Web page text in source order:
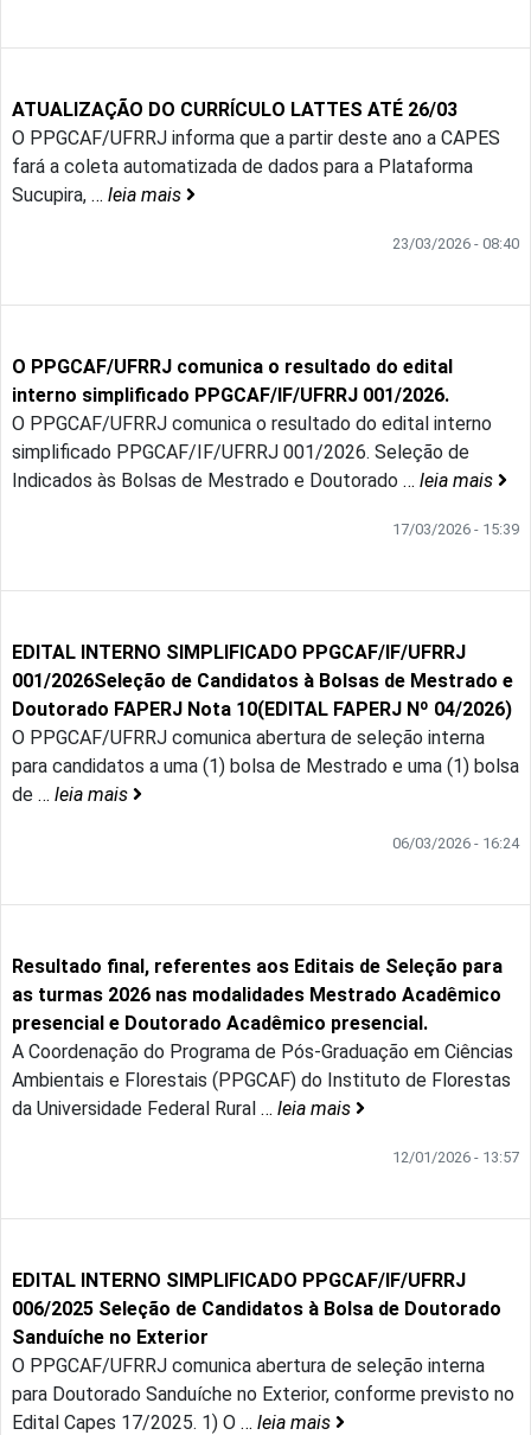
ATUALIZAÇÃO DO CURRÍCULO LATTES ATÉ 26/03
O PPGCAF/UFRRJ informa que a partir deste ano a CAPES
fará a coleta automatizada de dados para a Plataforma
Sucupira, … leia mais
23/03/2026 - 08:40
O PPGCAF/UFRRJ comunica o resultado do edital
interno simplificado PPGCAF/IF/UFRRJ 001/2026.
O PPGCAF/UFRRJ comunica o resultado do edital interno
simplificado PPGCAF/IF/UFRRJ 001/2026. Seleção de
Indicados às Bolsas de Mestrado e Doutorado … leia mais
17/03/2026 - 15:39
EDITAL INTERNO SIMPLIFICADO PPGCAF/IF/UFRRJ
001/2026Seleção de Candidatos à Bolsas de Mestrado e
Doutorado FAPERJ Nota 10(EDITAL FAPERJ Nº 04/2026)
O PPGCAF/UFRRJ comunica abertura de seleção interna
para candidatos a uma (1) bolsa de Mestrado e uma (1) bolsa
de … leia mais
06/03/2026 - 16:24
Resultado final, referentes aos Editais de Seleção para
as turmas 2026 nas modalidades Mestrado Acadêmico
presencial e Doutorado Acadêmico presencial.
A Coordenação do Programa de Pós-Graduação em Ciências
Ambientais e Florestais (PPGCAF) do Instituto de Florestas
da Universidade Federal Rural … leia mais
12/01/2026 - 13:57
EDITAL INTERNO SIMPLIFICADO PPGCAF/IF/UFRRJ
006/2025 Seleção de Candidatos à Bolsa de Doutorado
Sanduíche no Exterior
O PPGCAF/UFRRJ comunica abertura de seleção interna
para Doutorado Sanduíche no Exterior, conforme previsto no
Edital Capes 17/2025. 1) O … leia mais